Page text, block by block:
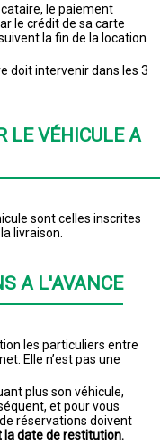
le paiement
le crédit de sa carte
la fin de la location
doit intervenir dans les 3
LE VÉHICULE A
sont celles inscrites
livraison.
A L'AVANCE
les particuliers entre
Elle n’est pas une
plus son véhicule,
et pour vous
réservations doivent
la date de restitution.